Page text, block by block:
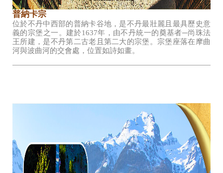
普納卡宗
位於不丹中西部的普納卡谷地，是不丹最壯麗且最具歷史意
義的宗堡之一。建於1637年，由不丹統一的奠基者─尚珠法
王所建，是不丹第二古老且第二大的宗堡。宗堡座落在摩曲
河與波曲河的交會處，位置如詩如畫。